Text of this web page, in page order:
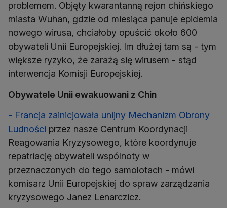
problemem. Objęty kwarantanną rejon chińskiego
miasta Wuhan, gdzie od miesiąca panuje epidemia
nowego wirusa, chciałoby opuścić około 600
obywateli Unii Europejskiej. Im dłużej tam są - tym
większe ryzyko, że zarażą się wirusem - stąd
interwencja Komisji Europejskiej.
Obywatele Unii ewakuowani z Chin
- Francja zainicjowała unijny Mechanizm Obrony
Ludności przez nasze Centrum Koordynacji
Reagowania Kryzysowego, które koordynuje
repatriację obywateli wspólnoty w
przeznaczonych do tego samolotach - mówi
komisarz Unii Europejskiej do spraw zarządzania
kryzysowego Janez Lenarczicz.